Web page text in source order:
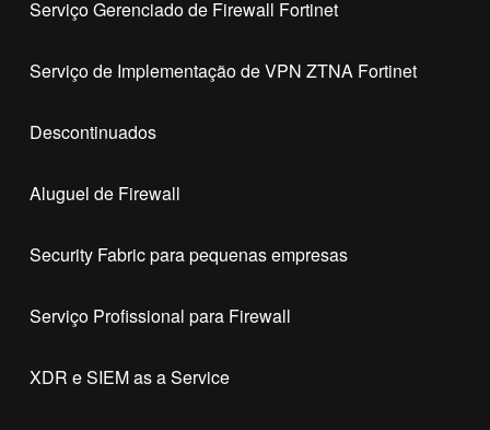
Serviço Gerenciado de Firewall Fortinet
Serviço de Implementação de VPN ZTNA Fortinet
Descontinuados
Aluguel de Firewall
Security Fabric para pequenas empresas
Serviço Profissional para Firewall
XDR e SIEM as a Service